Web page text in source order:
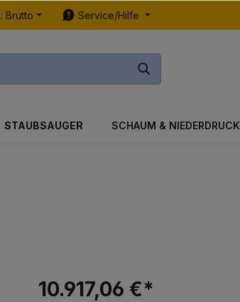
Brutto Service/Hilfe
STAUBSAUGER SCHAUM & NIEDERDRUCK
10.917,06 €*